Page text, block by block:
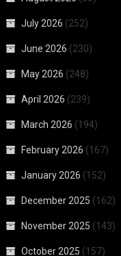
July 2026 (252)
June 2026 (230)
May 2026 (248)
April 2026 (239)
March 2026 (194)
February 2026 (167)
January 2026 (152)
December 2025 (162)
November 2025 (143)
October 2025 (157)